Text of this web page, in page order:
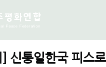
평화연 합
Peace Federation
] 신통일한국 피스로